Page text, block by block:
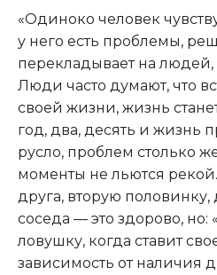
«Одиноко человек
у него есть проблемы,
перекладывает на людей,
Люди часто думают, что
своей жизни, жизнь
год, два, десять и жизнь
русло, проблем столько
моменты не льются
друга, вторую половинку,
соседа — это здорово, но:
ловушку, когда ставит
зависимость от наличия